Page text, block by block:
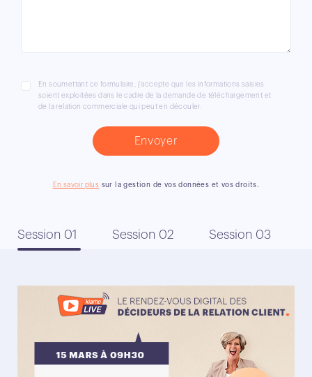
En soumettant ce formulaire, j'accepte que les informations saisies
soient exploitées dans le cadre de la demande de téléchargement et
de la relation commerciale qui peut en découler.
En savoir plus sur la gestion de vos données et vos droits.
Session 01 Session 02 Session 03